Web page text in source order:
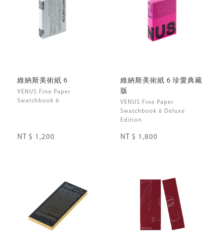
維納斯美術紙 6
VENUS Fine Paper
Swatchbook 6
NT $ 1,200
維納斯美術紙 6 珍愛典藏
版
VENUS Fine Paper
Swatchbook 6 Deluxe
Edition
NT $ 1,800